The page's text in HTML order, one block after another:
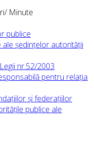
Minute
publice
ale ședințelor autorității
nr.52/2003
pentru relația
și federațiilor
publice ale